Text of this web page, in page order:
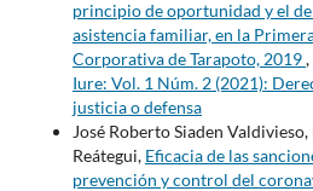
principio de oportunidad y el
asistencia familiar, en la
Corporativa de Tarapoto, 2019,
Iure: Vol. 1 Núm. 2 (2021):
justicia o defensa
José Roberto Siaden
Reátegui, Eficacia de las
prevención y control del